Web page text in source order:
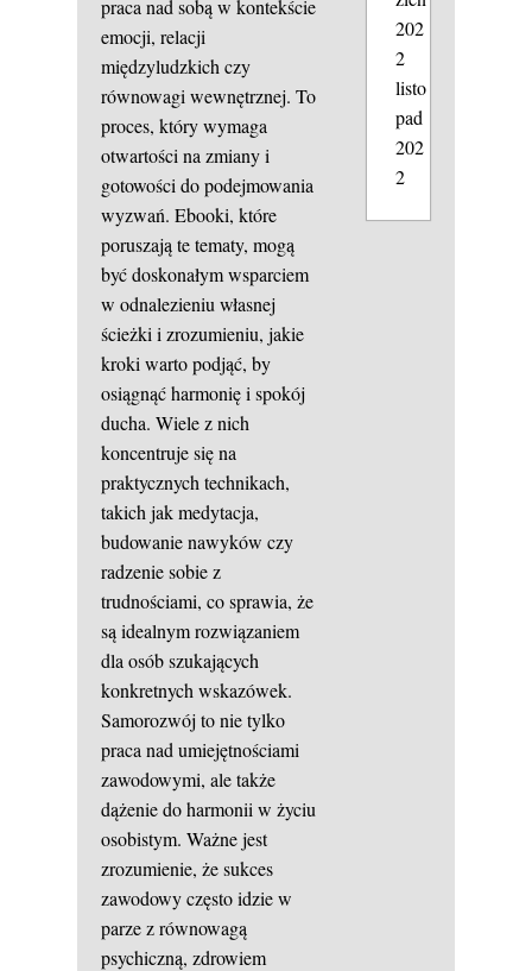
praca nad sobą w kontekście
emocji, relacji
międzyludzkich czy
równowagi wewnętrznej. To
proces, który wymaga
otwartości na zmiany i
gotowości do podejmowania
wyzwań. Ebooki, które
poruszają te tematy, mogą
być doskonałym wsparciem
w odnalezieniu własnej
ścieżki i zrozumieniu, jakie
kroki warto podjąć, by
osiągnąć harmonię i spokój
ducha. Wiele z nich
koncentruje się na
praktycznych technikach,
takich jak medytacja,
budowanie nawyków czy
radzenie sobie z
trudnościami, co sprawia, że
są idealnym rozwiązaniem
dla osób szukających
konkretnych wskazówek.
Samorozwój to nie tylko
praca nad umiejętnościami
zawodowymi, ale także
dążenie do harmonii w życiu
osobistym. Ważne jest
zrozumienie, że sukces
zawodowy często idzie w
parze z równowagą
psychiczną, zdrowiem
202
2
listo
pad
202
2